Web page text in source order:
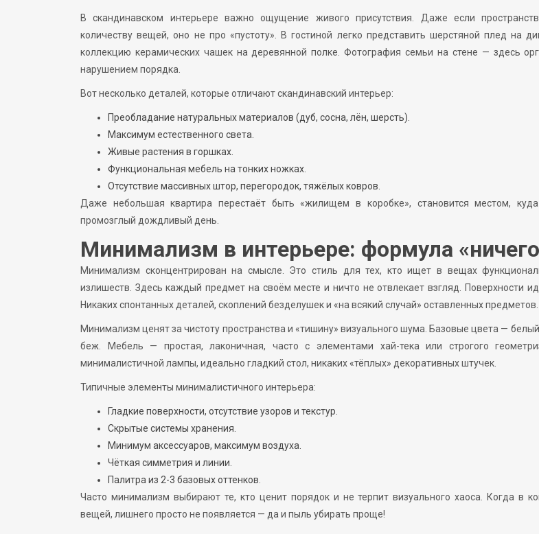
В скандинавском интерьере важно ощущение живого присутствия. Даже если
количеству вещей, оно не про «пустоту». В гостиной легко представить шерстяной плед на
коллекцию керамических чашек на деревянной полке. Фотография семьи на стене — здесь
нарушением порядка.
Вот несколько деталей, которые отличают скандинавский интерьер:
Преобладание натуральных материалов (дуб, сосна, лён, шерсть).
Максимум естественного света.
Живые растения в горшках.
Функциональная мебель на тонких ножках.
Отсутствие массивных штор, перегородок, тяжёлых ковров.
Даже небольшая квартира перестаёт быть «жилищем в коробке», становится местом,
промозглый дождливый день.
Минимализм в интерьере: формула
Минимализм сконцентрирован на смысле. Это стиль для тех, кто ищет в вещах
излишеств. Здесь каждый предмет на своём месте и ничто не отвлекает взгляд. Поверхности
Никаких спонтанных деталей, скоплений безделушек и «на всякий случай» оставленных предметов.
Минимализм ценят за чистоту пространства и «тишину» визуального шума. Базовые цвета —
беж. Мебель — простая, лаконичная, часто с элементами хай-тека или строгого
минималистичной лампы, идеально гладкий стол, никаких «тёплых» декоративных штучек.
Типичные элементы минималистичного интерьера:
Гладкие поверхности, отсутствие узоров и текстур.
Скрытые системы хранения.
Минимум аксессуаров, максимум воздуха.
Чёткая симметрия и линии.
Палитра из 2-3 базовых оттенков.
Часто минимализм выбирают те, кто ценит порядок и не терпит визуального хаоса. Когда в
вещей, лишнего просто не появляется — да и пыль убирать проще!